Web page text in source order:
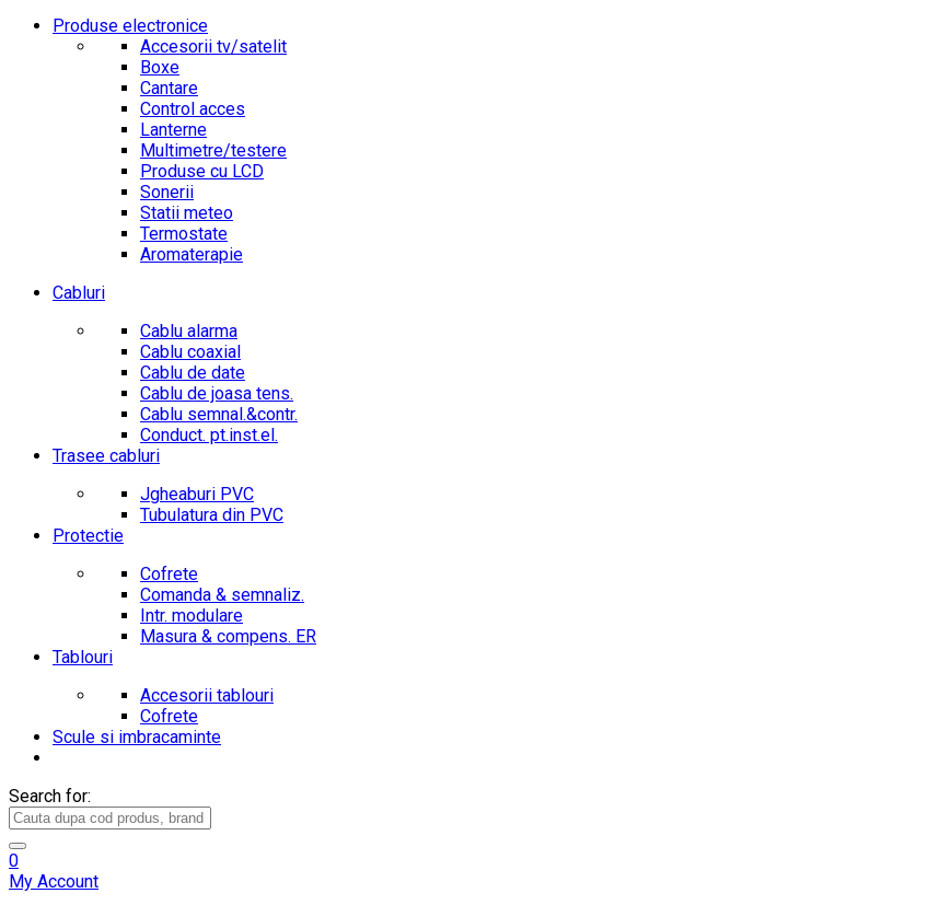
Produse electronice
Accesorii tv/satelit
Boxe
Cantare
Control acces
Lanterne
Multimetre/testere
Produse cu LCD
Sonerii
Statii meteo
Termostate
Aromaterapie
Cabluri
Cablu alarma
Cablu coaxial
Cablu de date
Cablu de joasa tens.
Cablu semnal.&contr.
Conduct. pt.inst.el.
Trasee cabluri
Jgheaburi PVC
Tubulatura din PVC
Protectie
Cofrete
Comanda & semnaliz.
Intr. modulare
Masura & compens. ER
Tablouri
Accesorii tablouri
Cofrete
Scule si imbracaminte
Search for:
0
My Account